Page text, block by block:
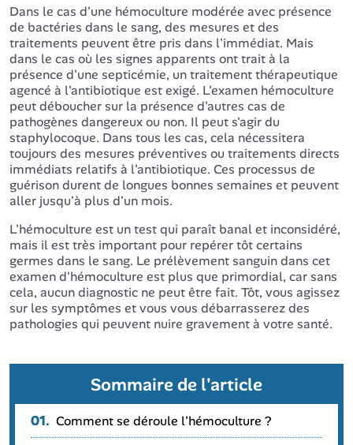
Dans le cas d'une hémoculture modérée avec présence
de bactéries dans le sang, des mesures et des
traitements peuvent être pris dans l'immédiat. Mais
dans le cas où les signes apparents ont trait à la
présence d'une septicémie, un traitement thérapeutique
agencé à l'antibiotique est exigé. L'examen hémoculture
peut déboucher sur la présence d'autres cas de
pathogènes dangereux ou non. Il peut s'agir du
staphylocoque. Dans tous les cas, cela nécessitera
toujours des mesures préventives ou traitements directs
immédiats relatifs à l'antibiotique. Ces processus de
guérison durent de longues bonnes semaines et peuvent
aller jusqu'à plus d'un mois.
L'hémoculture est un test qui paraît banal et inconsidéré,
mais il est très important pour repérer tôt certains
germes dans le sang. Le prélèvement sanguin dans cet
examen d'hémoculture est plus que primordial, car sans
cela, aucun diagnostic ne peut être fait. Tôt, vous agissez
sur les symptômes et vous vous débarrasserez des
pathologies qui peuvent nuire gravement à votre santé.
Sommaire de l'article
01. Comment se déroule l'hémoculture ?